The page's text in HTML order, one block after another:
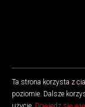
© 2016 MTB.pl |
Ta strona korzysta z
poziomie. Dalsze